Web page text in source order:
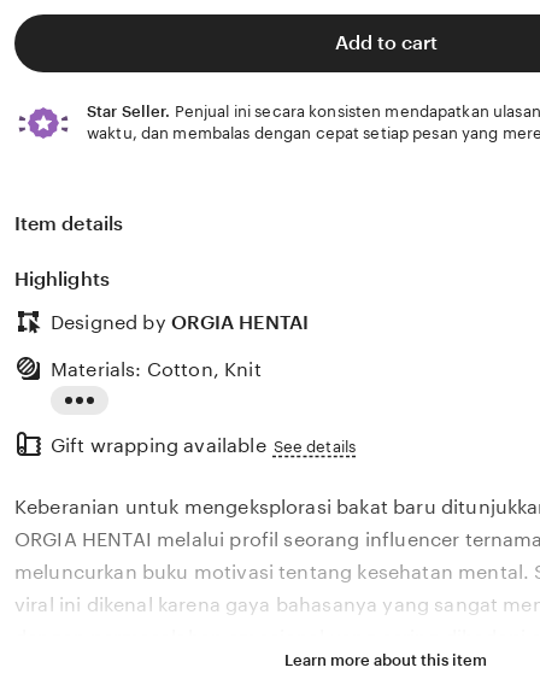
Add to cart
Star Seller. Penjual ini secara konsisten mendapatkan
waktu, dan membalas dengan cepat setiap pesan yang
Item details
Highlights
Designed by ORGIA HENTAI
the
description
Materials: Cotton, Knit
Gift wrapping available See details
Keberanian untuk mengeksplorasi bakat baru
ORGIA HENTAI melalui profil seorang influencer
meluncurkan buku motivasi tentang kesehatan mental.
viral ini dikenal karena gaya bahasanya yang sangat
2026. Melalui sistem 🔥 yang kami kembangkan,
Learn more about this item